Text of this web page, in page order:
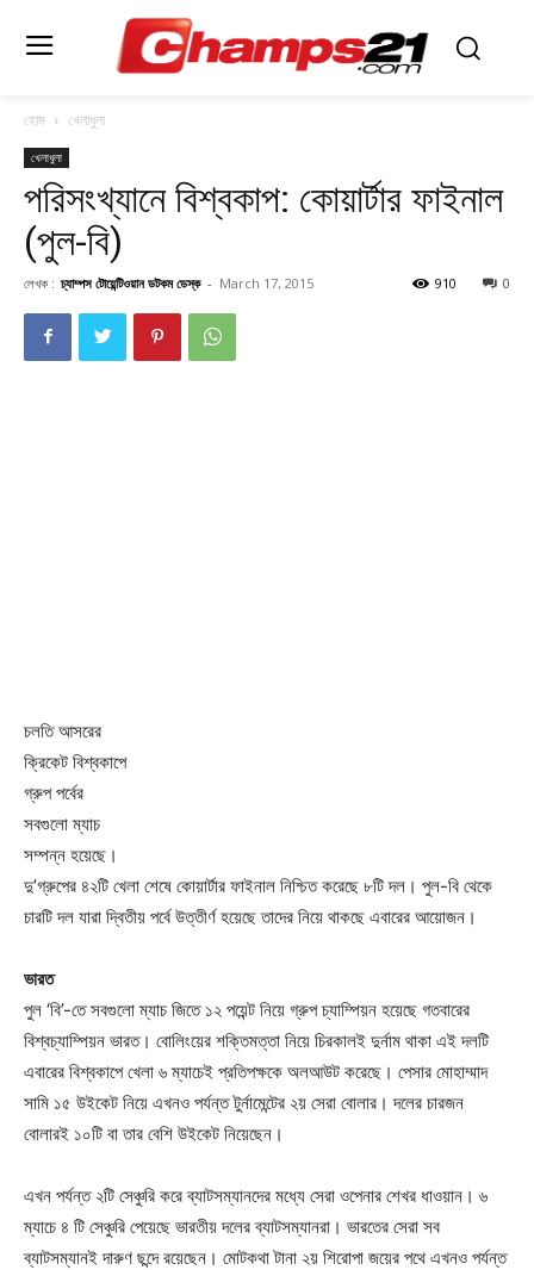
হোম খেলাধুলা
খেলাধুলা
পরিসংখ্যানে বিশ্বকাপ: কোয়ার্টার ফাইনাল
(পুল-বি)
লেখক : চ্যাম্পস টোয়েন্টিওয়ান ডটকম ডেস্ক - March 17, 2015 0
910
চলতি আসরের
ক্রিকেট বিশ্বকাপে
গ্রুপ পর্বের
সবগুলো ম্যাচ
সম্পন্ন হয়েছে।
দু’গ্রুপের ৪২টি খেলা শেষে কোয়ার্টার ফাইনাল নিশ্চিত করেছে ৮টি দল। পুল-বি থেকে
চারটি দল যারা দ্বিতীয় পর্বে উত্তীর্ণ হয়েছে তাদের নিয়ে থাকছে এবারের আয়োজন।
ভারত
পুল ‘বি’-তে সবগুলো ম্যাচ জিতে ১২ পয়েন্ট নিয়ে গ্রুপ চ্যাম্পিয়ন হয়েছে গতবারের
বিশ্বচ্যাম্পিয়ন ভারত। বোলিংয়ের শক্তিমত্তা নিয়ে চিরকালই দুর্নাম থাকা এই দলটি
এবারের বিশ্বকাপে খেলা ৬ ম্যাচেই প্রতিপক্ষকে অলআউট করেছে। পেসার মোহাম্মাদ
সামি ১৫ উইকেট নিয়ে এখনও পর্যন্ত টুর্নামেন্টের ২য় সেরা বোলার। দলের চারজন
বোলারই ১০টি বা তার বেশি উইকেট নিয়েছেন।
এখন পর্যন্ত ২টি সেঞ্চুরি করে ব্যাটসম্যানদের মধ্যে সেরা ওপেনার শেখর ধাওয়ান। ৬
ম্যাচে ৪ টি সেঞ্চুরি পেয়েছে ভারতীয় দলের ব্যাটসম্যানরা। ভারতের সেরা সব
ব্যাটসম্যানই দারুণ ছন্দে রয়েছেন। মোটকথা টানা ২য় শিরোপা জয়ের পথে এখনও পর্যন্ত